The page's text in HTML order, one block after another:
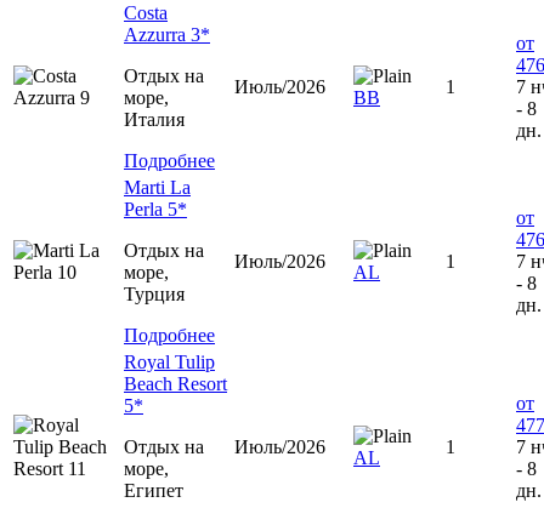
Costa
Azzurra 3*
Отдых на
море,
Италия
Подробнее
Июль/2026
ВВ
1
от
7
- 8
дн.
Marti La
Perla 5*
Отдых на
море,
Турция
Подробнее
Июль/2026
AL
1
от
7
- 8
дн.
Royal Tulip
Beach Resort
5*
Отдых на
море,
Египет
Июль/2026
AL
1
от
7
- 8
дн.